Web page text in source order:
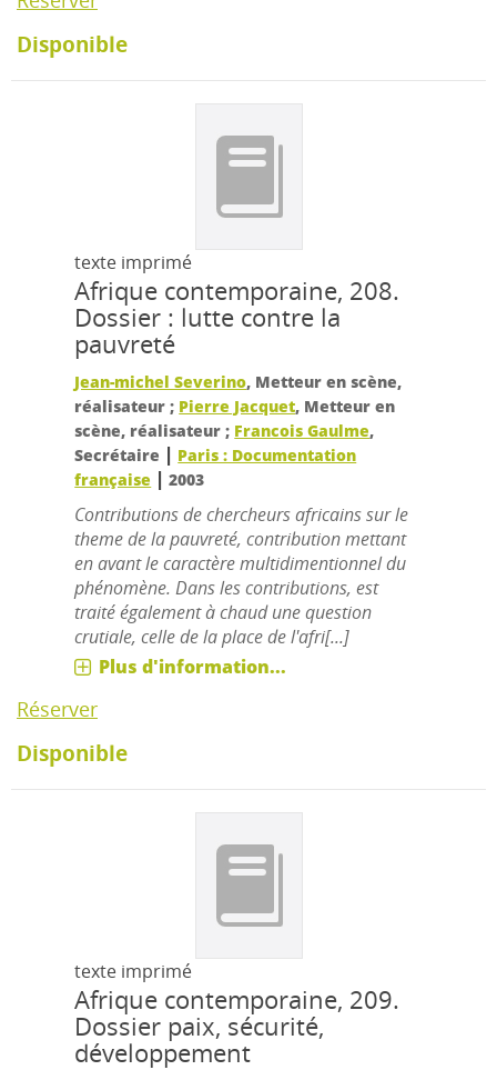
Disponible
texte imprimé
Afrique contemporaine, 208.
Dossier : lutte contre la
pauvreté
Jean-michel Severino, Metteur en scène,
réalisateur ; Pierre Jacquet, Metteur en
scène, réalisateur ; Francois Gaulme,
Secrétaire | Paris : Documentation
française |2003
Contributions de chercheurs africains sur le
theme de la pauvreté, contribution mettant
en avant le caractère multidimentionnel du
phénomène. Dans les contributions, est
traité également à chaud une question
crutiale, celle de la place de l'afri[...]
Plus d'information...
Réserver
Disponible
texte imprimé
Afrique contemporaine, 209.
Dossier paix, sécurité,
développement